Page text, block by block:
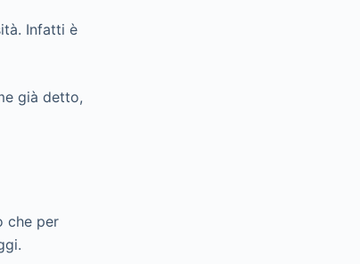
Infatti è
già detto,
che per